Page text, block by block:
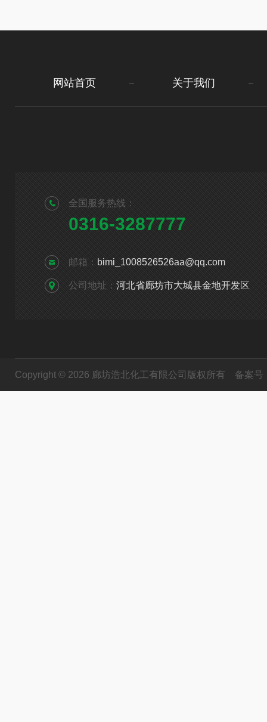
网站首页 关于我们
全国服务热线：
0316-3287777
邮箱： bimi_1008526526aa@qq.com
公司地址： 河北省廊坊市大城县金地开发区
Copyright © 2026 廊坊浩北化工有限公司版权所有 备案号